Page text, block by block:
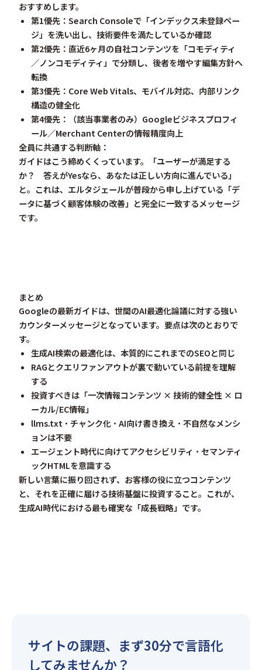
おすすめします。
第1優先 ：Search Consoleで「インデックス未登録ペー
ジ」を洗い出し、技術要件を満たしているか確認
第2優先 ：直近6ヶ月の自社コンテンツを「コモディティ
／ノンコモディティ」で分類し、後者を増やす編集方針へ
転換
第3優先 ：Core Web Vitals、モバイル対応、内部リンク
構造の健全化
第4優先 ：（該当事業者のみ）Googleビジネスプロフィ
ール／Merchant Centerの情報精度向上
全員に共通する判断軸：
ガイドはこう締めくくっています。「ユーザーが満足する
か？ 答えがYesなら、あなたは正しい方向に進んでいる」
と。これは、エルタジェールが普段から申し上げている「デ
ータに基づく顧客体験の改善」と完全に一致するメッセージ
です。
まとめ
Googleの最新ガイドは、世間のAI最適化論議に対する強い
カウンターメッセージとなっています。要点は次のとおりで
す。
生成AI検索の最適化は、本質的にこれまでのSEOと同じ
RAGとクエリファンアウトが裏で動いている前提を理解
する
投資すべきは「一次情報コンテンツ × 技術的健全性 × ロ
ーカル/EC情報」
llms.txt・チャンク化・AI向け書き換え・不自然なメンシ
ョンは不要
エージェント時代に向けてアクセシビリティ・セマンティ
ックHTMLを意識する
新しい言葉に振り回されず、 お客様の役に立つコンテンツ
と、それを正確に届ける技術基盤に投資すること。これが、
生成AI時代における最も確実な「成長戦略」です。
サイトの課題、まず30分で言語化
してみませんか？